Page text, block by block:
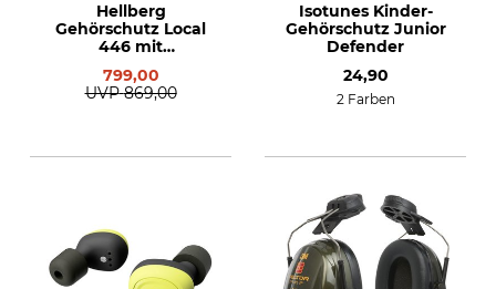
Hellberg
Gehörschutz Local
446 mit
799,00
UVP 869,00
Isotunes Kinder-
Gehörschutz Junior
Defender
24,90
2 Farben